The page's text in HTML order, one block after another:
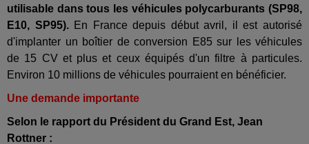
utilisable dans tous les véhicules polycarburants (SP98,
E10, SP95). En France depuis début avril, il est autorisé
d'implanter un boîtier de conversion E85 sur les véhicules
de 15 CV et plus et ceux équipés d'un filtre à particules.
Environ 10 millions de véhicules pourraient en bénéficier.
Une demande importante
Selon le rapport du Président du Grand Est, Jean
Rottner :